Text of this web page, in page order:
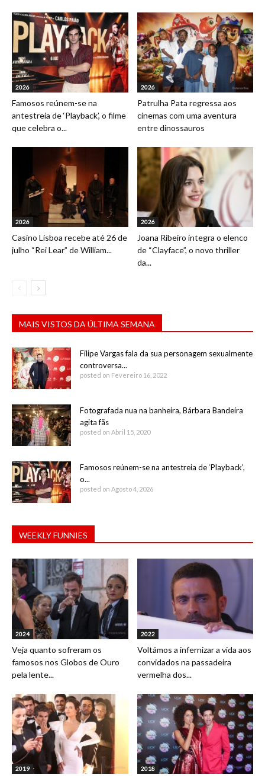
2026
Famosos reúnem-se na
antestreia de ‘Playback’, o filme
que celebra o...
2026
Patrulha Pata regressa aos
cinemas com uma aventura
entre dinossauros
2026
Casino Lisboa recebe até 26 de
julho “Rei Lear” de William...
2026
Joana Ribeiro integra o elenco
de “Clayface”, o novo thriller
da...
MAIS VISTOS DA ÚLTIMA SEMANA
Filipe Vargas fala da sua personagem sexualmente
controversa...
posted on Fevereiro 16, 2022
Fotografada nua na banheira, Bárbara Bandeira
agita fãs
posted on Abril 15, 2020
Famosos reúnem-se na antestreia de ‘Playback’,
o...
posted on Agosto 4, 2026
WEEKLY FUNNIES
2024
Veja quanto sofreram os
famosos nos Globos de Ouro
pela lente...
2022
Voltámos a infernizar a vida aos
convidados na passadeira
vermelha dos...
2019 2018